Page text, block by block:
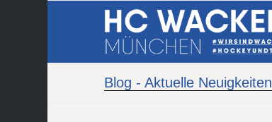
Blog - Aktuelle Neuigkeiten